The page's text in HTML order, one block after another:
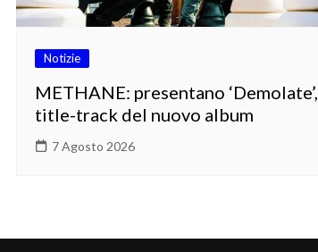
Notizie
METHANE: presentano ‘Demolate’,
title-track del nuovo album
7 Agosto 2026